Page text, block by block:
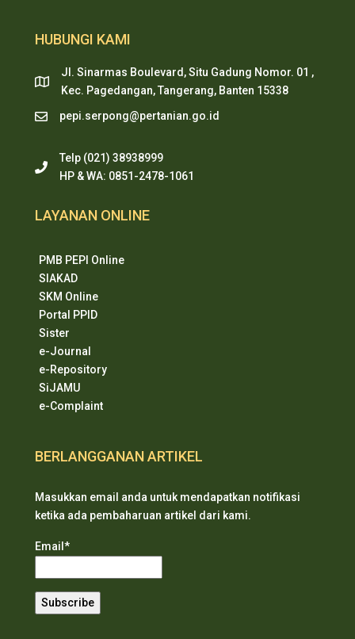
HUBUNGI KAMI
Jl. Sinarmas Boulevard, Situ Gadung Nomor. 01 ,
Kec. Pagedangan, Tangerang, Banten 15338
pepi.serpong@pertanian.go.id
Telp (021) 38938999
HP & WA: 0851-2478-1061
LAYANAN ONLINE
PMB PEPI Online
SIAKAD
SKM Online
Portal PPID
Sister
e-Journal
e-Repository
SiJAMU
e-Complaint
BERLANGGANAN ARTIKEL
Masukkan email anda untuk mendapatkan notifikasi
ketika ada pembaharuan artikel dari kami.
Email*